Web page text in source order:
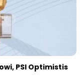
PSI Optimistis